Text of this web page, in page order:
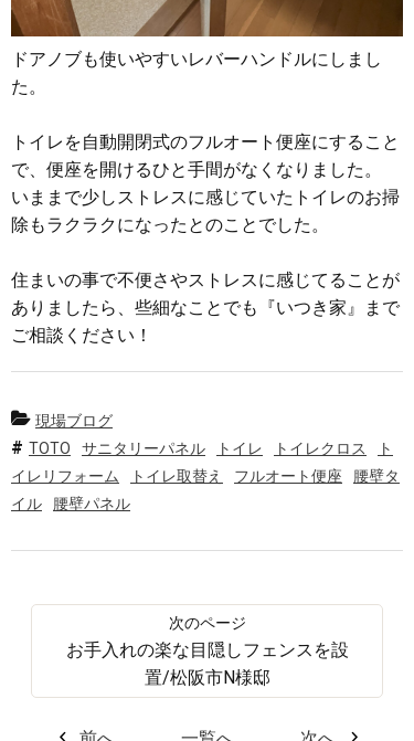
ドアノブも使いやすいレバーハンドルにしまし
た。
トイレを自動開閉式のフルオート便座にすること
で、便座を開けるひと手間がなくなりました。
いままで少しストレスに感じていたトイレのお掃
除もラクラクになったとのことでした。
住まいの事で不便さやストレスに感じてることが
ありましたら、些細なことでも『いつき家』まで
ご相談ください！
現場ブログ
TOTO
サニタリーパネル トイレ トイレクロス
ト
イレリフォーム
トイレ取替え フルオート便座
腰壁タ
イル
腰壁パネル
お手入れの楽な目隠しフェンスを設
置/松阪市N様邸